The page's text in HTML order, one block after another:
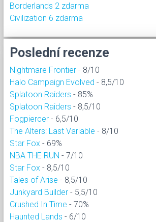
Borderlands 2 zdarma
Civilization 6 zdarma
Poslední recenze
Nightmare Frontier - 8/10
Halo Campaign Evolved - 8,5/10
Splatoon Raiders - 85%
Splatoon Raiders - 8,5/10
Fogpiercer - 6,5/10
The Alters: Last Variable - 8/10
Star Fox - 69%
NBA THE RUN - 7/10
Star Fox - 8,5/10
Tales of Arise - 8,5/10
Junkyard Builder - 5,5/10
Crushed In Time - 70%
Haunted Lands - 6/10